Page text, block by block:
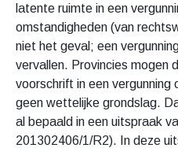
latente ruimte in een
omstandigheden (van
niet het geval; een
vervallen. Provincies mogen
voorschrift in een
geen wettelijke grondslag.
al bepaald in een uitspraak
201302406/1/R2). In deze